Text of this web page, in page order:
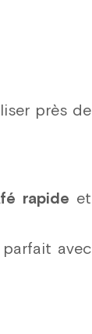
pce.
pce.
pce.
près de
rapide et
parfait avec